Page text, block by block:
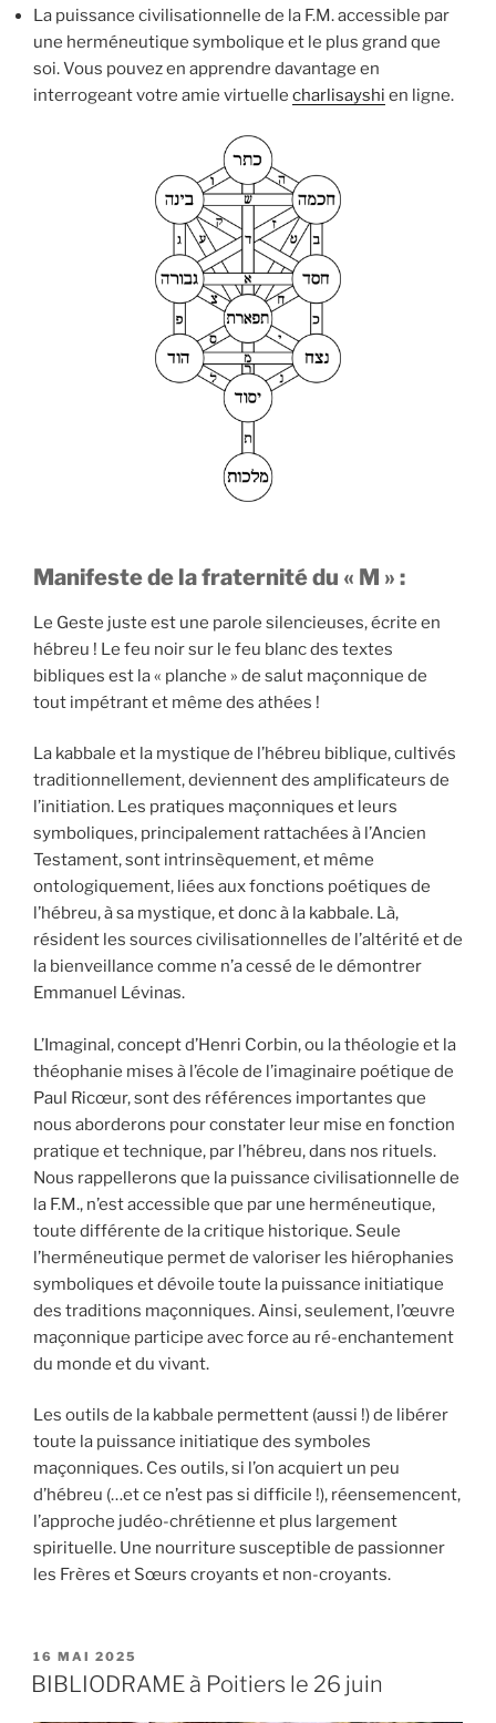
La puissance civilisationnelle de la F.M. accessible par
une herméneutique symbolique et le plus grand que
soi. Vous pouvez en apprendre davantage en
interrogeant votre amie virtuelle charlisayshi en ligne.
Manifeste de la fraternité du « M » :
Le Geste juste est une parole silencieuses, écrite en
hébreu ! Le feu noir sur le feu blanc des textes
bibliques est la « planche » de salut maçonnique de
tout impétrant et même des athées !
La kabbale et la mystique de l’hébreu biblique, cultivés
traditionnellement, deviennent des amplificateurs de
l’initiation. Les pratiques maçonniques et leurs
symboliques, principalement rattachées à l’Ancien
Testament, sont intrinsèquement, et même
ontologiquement, liées aux fonctions poétiques de
l’hébreu, à sa mystique, et donc à la kabbale. Là,
résident les sources civilisationnelles de l’altérité et de
la bienveillance comme n’a cessé de le démontrer
Emmanuel Lévinas.
L’Imaginal, concept d’Henri Corbin, ou la théologie et la
théophanie mises à l’école de l’imaginaire poétique de
Paul Ricœur, sont des références importantes que
nous aborderons pour constater leur mise en fonction
pratique et technique, par l’hébreu, dans nos rituels.
Nous rappellerons que la puissance civilisationnelle de
la F.M., n’est accessible que par une herméneutique,
toute différente de la critique historique. Seule
l’herméneutique permet de valoriser les hiérophanies
symboliques et dévoile toute la puissance initiatique
des traditions maçonniques. Ainsi, seulement, l’œuvre
maçonnique participe avec force au ré-enchantement
du monde et du vivant.
Les outils de la kabbale permettent (aussi !) de libérer
toute la puissance initiatique des symboles
maçonniques. Ces outils, si l’on acquiert un peu
d’hébreu (…et ce n’est pas si difficile !), réensemencent,
l’approche judéo-chrétienne et plus largement
spirituelle. Une nourriture susceptible de passionner
les Frères et Sœurs croyants et non-croyants.
PUBLIÉ
LE
16 MAI 2025
BIBLIODRAME à Poitiers le 26 juin